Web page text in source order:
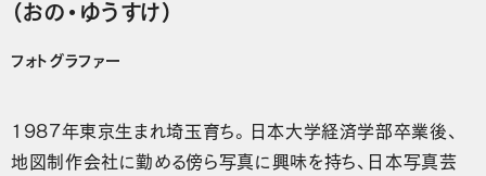
（おの・ゆうすけ）
フォトグラファー
1987年東京生まれ埼玉育ち。日本大学経済学部卒業後、
地図制作会社に勤める傍ら写真に興味を持ち、日本写真芸